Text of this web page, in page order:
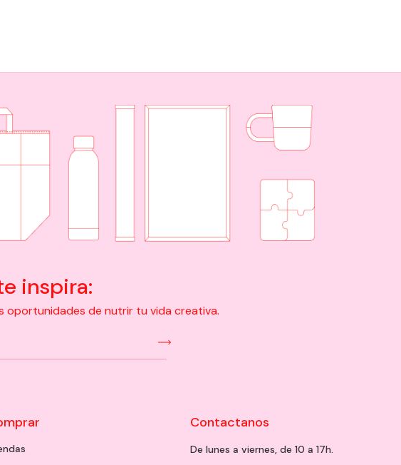
inspira:
oportunidades de nutrir tu vida creativa.
Contactanos
De lunes a viernes, de 10 a 17h.